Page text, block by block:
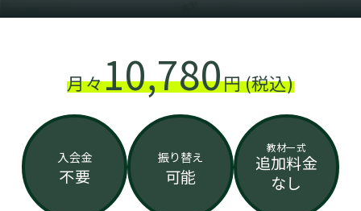
月々10,780円 (税込)
入会金
不要
振り替え
可能
教材一式
追加料金
なし